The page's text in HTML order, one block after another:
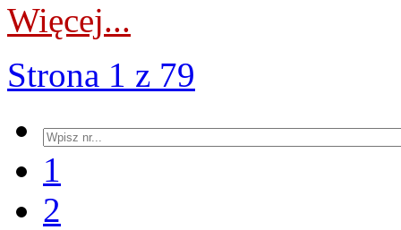
Więcej...
Strona 1 z 79
1
2